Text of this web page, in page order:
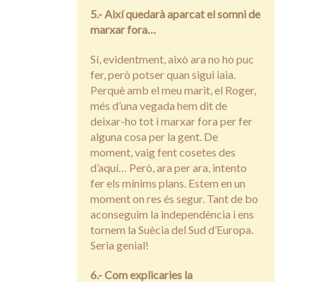
5.- Així quedarà aparcat el somni de
marxar fora…
Sí, evidentment, això ara no ho puc
fer, però potser quan sigui iaia.
Perquè amb el meu marit, el Roger,
més d’una vegada hem dit de
deixar-ho tot i marxar fora per fer
alguna cosa per la gent. De
moment, vaig fent cosetes des
d’aquí… Però, ara per ara, intento
fer els mínims plans. Estem en un
moment on res és segur. Tant de bo
aconseguim la independència i ens
tornem la Suècia del Sud d’Europa.
Seria genial!
6.- Com explicaries la